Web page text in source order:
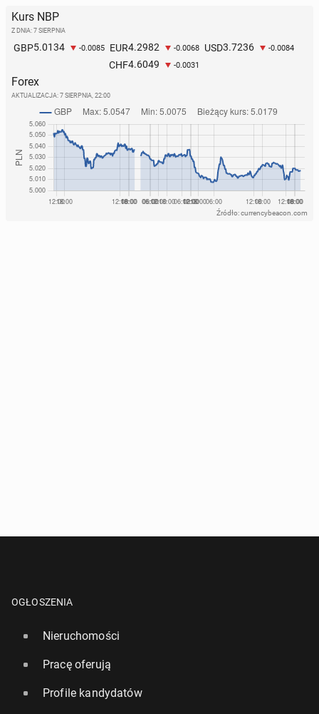
Kurs NBP
Z DNIA: 7 SIERPNIA
GBP5.0134 -0.0085 EUR4.2982 -0.0068 USD3.7236 -0.0084
CHF4.6049 -0.0031
Forex
AKTUALIZACJA: 7 SIERPNIA, 22:00
Źródło: currencybeacon.com
OGŁOSZENIA
Nieruchomości
Pracę oferują
Profile kandydatów